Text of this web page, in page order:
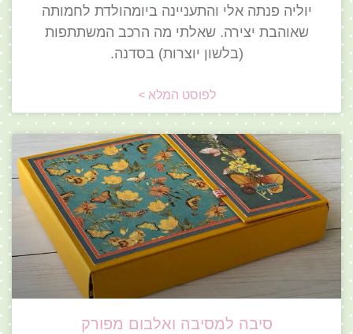
יוליה פנתה אלי והתעניינה ביומהולדת לחמותה
שאוהבת יצירה. שאלתי מה הרכב המשתתפות
(בלשון יוצרות) בסדנה.
לפוסט המלא >
סיבה למסיבה ואלבום מפורק